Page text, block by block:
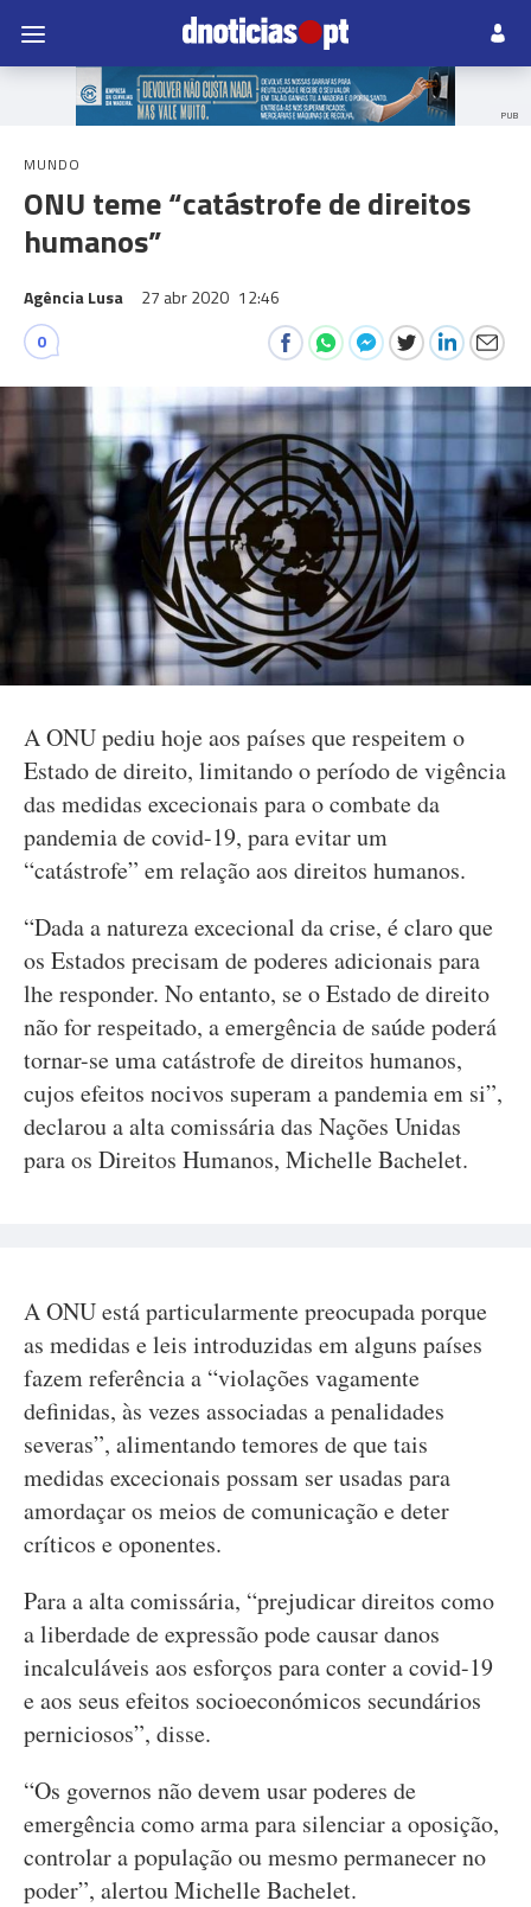
PUB
MUNDO
ONU teme “catástrofe de direitos
humanos”
Agência Lusa 27 abr 2020 12:46
0
A ONU pediu hoje aos países que respeitem o
Estado de direito, limitando o período de vigência
das medidas excecionais para o combate da
pandemia de covid-19, para evitar um
“catástrofe” em relação aos direitos humanos.
“Dada a natureza excecional da crise, é claro que
os Estados precisam de poderes adicionais para
lhe responder. No entanto, se o Estado de direito
não for respeitado, a emergência de saúde poderá
tornar-se uma catástrofe de direitos humanos,
cujos efeitos nocivos superam a pandemia em si”,
declarou a alta comissária das Nações Unidas
para os Direitos Humanos, Michelle Bachelet.
A ONU está particularmente preocupada porque
as medidas e leis introduzidas em alguns países
fazem referência a “violações vagamente
definidas, às vezes associadas a penalidades
severas”, alimentando temores de que tais
medidas excecionais possam ser usadas para
amordaçar os meios de comunicação e deter
críticos e oponentes.
Para a alta comissária, “prejudicar direitos como
a liberdade de expressão pode causar danos
incalculáveis aos esforços para conter a covid-19
e aos seus efeitos socioeconómicos secundários
perniciosos”, disse.
“Os governos não devem usar poderes de
emergência como arma para silenciar a oposição,
controlar a população ou mesmo permanecer no
poder”, alertou Michelle Bachelet.